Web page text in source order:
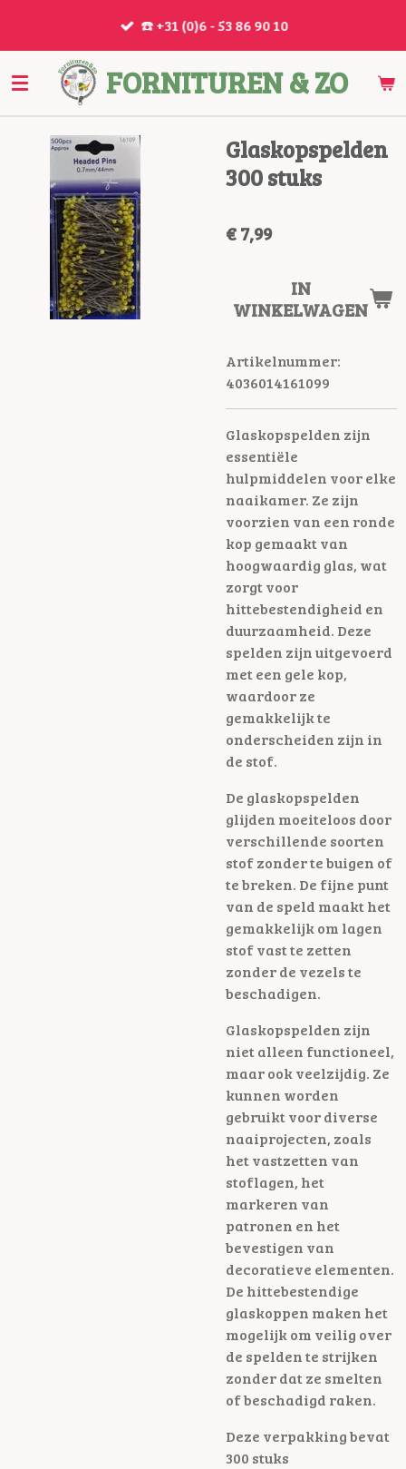
de
hoofdinhoud
FORNITUREN & ZO
☎️ +31 (0)6 - 53 86 90 10
Glaskopspelden
300 stuks
€ 7,99
IN
WINKELWAGEN
Artikelnummer:
4036014161099
Glaskopspelden zijn
essentiële
hulpmiddelen voor elke
naaikamer. Ze zijn
voorzien van een ronde
kop gemaakt van
hoogwaardig glas, wat
zorgt voor
hittebestendigheid en
duurzaamheid. Deze
spelden zijn uitgevoerd
met een gele kop,
waardoor ze
gemakkelijk te
onderscheiden zijn in
de stof.
De glaskopspelden
glijden moeiteloos door
verschillende soorten
stof zonder te buigen of
te breken. De fijne punt
van de speld maakt het
gemakkelijk om lagen
stof vast te zetten
zonder de vezels te
beschadigen.
Glaskopspelden zijn
niet alleen functioneel,
maar ook veelzijdig. Ze
kunnen worden
gebruikt voor diverse
naaiprojecten, zoals
het vastzetten van
stoflagen, het
markeren van
patronen en het
bevestigen van
decoratieve elementen.
De hittebestendige
glaskoppen maken het
mogelijk om veilig over
de spelden te strijken
zonder dat ze smelten
of beschadigd raken.
Deze verpakking bevat
300 stuks